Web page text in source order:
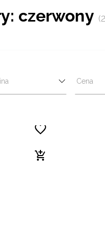
czerwony
Cena